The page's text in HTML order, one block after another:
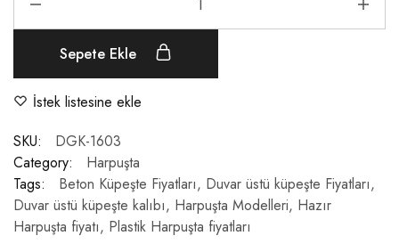
Sepete Ekle
İstek listesine ekle
SKU:
DGK-1603
Category:
Harpuşta
Tags:
Beton Küpeşte Fiyatları, Duvar üstü küpeşte Fiyatları,
Duvar üstü küpeşte kalıbı, Harpuşta Modelleri, Hazır
Harpuşta fiyatı, Plastik Harpuşta fiyatları